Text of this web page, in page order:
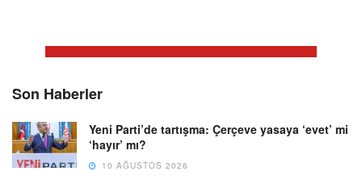
Son Haberler
Yeni Parti’de tartışma: Çerçeve yasaya ‘evet’ mi
‘hayır’ mı?
10 AĞUSTOS 2026